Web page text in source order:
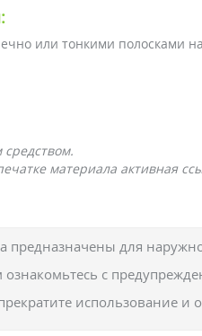
или тонкими полосками
материала активная
предназначены для
с
использование и